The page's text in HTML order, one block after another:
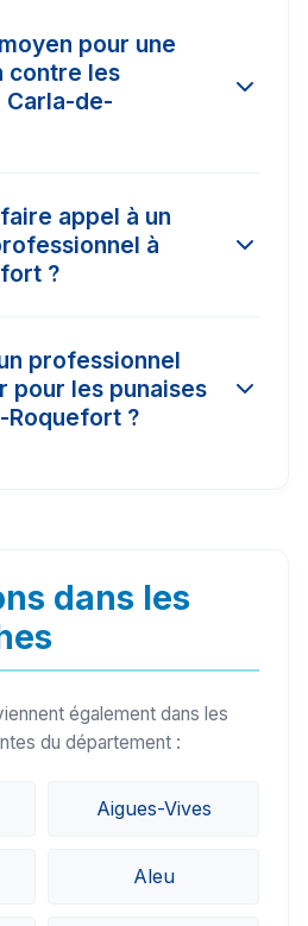
pour une
contre les
Carla-de-
de l'infestation et la
les prix
varient entre 150€ et
appel à un
à
?
Roquefort n'ont pas la
(produits biocides)
ou les œufs. Un pro
professionnel
pour les punaises
Roquefort ?
dans les
également dans les
du département :
Aigues-Vives
Aleu